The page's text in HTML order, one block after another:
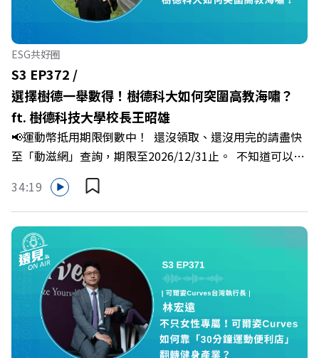
佳芸老師，帶你透過「冰山理論」拆解職場上的對立與衝
突，學會用「好奇」代替「批判」。即使在變動快速的AI時
代，也能幫自己打造不被成敗輕易定義的強韌自我。 🔺 職
場衝突與霸凌從何而來？🔺 如何用「冰山對話」看穿主管
焦慮，將對立化為合作？🔺 怎麼做到「好奇少一點、批判
少一點」？🔺 面對AI時代的職涯焦慮，如何把自我價值打
分權拿回手裡？ +++++📓《透視職場冰山》新書介紹
>>>https://bookzone.cwgv.com.tw/book/BWL108🎂歡
慶遠見40歲生日！手速搶下破天荒的獨家優惠
>>>https://gvmkt.pse.is/9e5pbz✨關注《遠見》更多的社
群：LINE：https://reurl.cc/A4ELQpIG：
Powered by Firstory Hosting
ESG共好圈
S3 EP372 /
選擇樹德一舉數得！樹德科大如何突圍高教海嘯？
ft. 樹德科技大學校長王昭雄
📢運動幣抵用期限倒數中！ 還沒領取、還沒用完的請盡快
至「動滋網」查詢，期限至2026/12/31止。 不知道可以在
哪裡使用嗎？ 上「動滋網」【合作店家】專區，全台五千
多家合作業者任你選，馬上來找適用地點！ ➡️
https://fstry.pse.is/9epct2 —— 以上為 FMTaiwan 與
Firstory Podcast 廣告 —— 在少子化浪潮、私校面臨退場
海嘯的嚴峻考驗下，南台灣的技職學校該如何轉型突圍？
本集《遠見ON AIR》邀請到樹德科技大學校長王昭雄，帶
你解析樹德科大如何打造出兼顧學校永續發展與地方創生的
技職教育新典範！ 🔺如何從「傳統私校」轉型為「產學無
縫接軌者」？ 🔺AI如何深度賦能設計與人文學科學群？ 🔺
首創「菲律賓半導體專班」！驚豔科技界的國際精準育才
34:19